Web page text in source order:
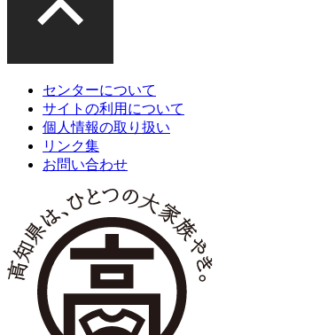
センターについて
サイトの利用について
個人情報の取り扱い
リンク集
お問い合わせ